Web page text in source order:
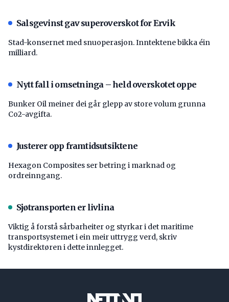
Salsgevinst gav superoverskot for Ervik
Stad-konsernet med snuoperasjon. Inntektene bikka éin
milliard.
Nytt fall i omsetninga – held overskotet oppe
Bunker Oil meiner dei går glepp av store volum grunna
Co2-avgifta.
Justerer opp framtidsutsiktene
Hexagon Composites ser betring i marknad og
ordreinngang.
Sjøtransporten er livlina
Viktig å forstå ­sårbarheiter og styrkar i det maritime
transport­systemet i ein meir uttrygg verd, skriv
kystdirektøren i dette innlegget.